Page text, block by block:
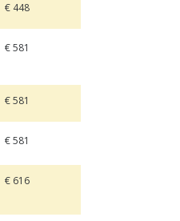
€ 448
€ 581
€ 581
€ 581
€ 616